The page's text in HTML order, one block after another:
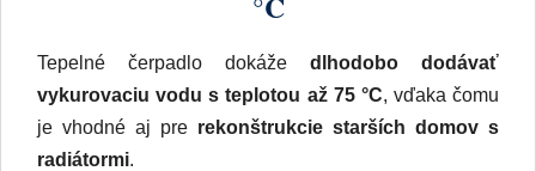
Tepelné čerpadlo dokáže dlhodobo dodávať
vykurovaciu vodu s teplotou až 75 °C, vďaka čomu
je vhodné aj pre rekonštrukcie starších domov s
radiátormi.